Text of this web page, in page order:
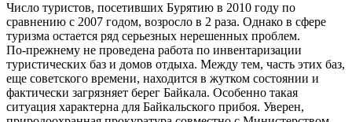
Число туристов, посетивших Бурятию в 2010 году по
сравнению с 2007 годом, возросло в 2 раза. Однако в сфере
туризма остается ряд серьезных нерешенных проблем.
По-прежнему не проведена работа по инвентаризации
туристических баз и домов отдыха. Между тем, часть этих баз,
еще советского времени, находится в жутком состоянии и
фактически загрязняет берег Байкала. Особенно такая
ситуация характерна для Байкальского прибоя. Уверен,